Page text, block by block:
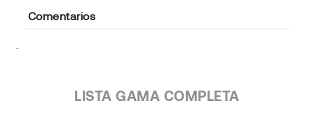
Comentarios
LISTA GAMA COMPLETA